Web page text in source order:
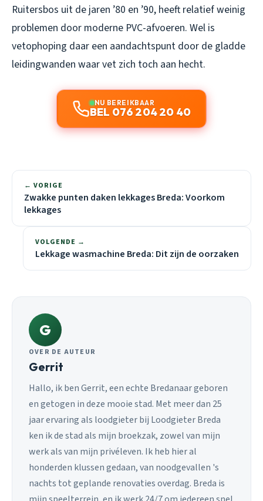
Ruitersbos uit de jaren ’80 en ’90, heeft relatief weinig
problemen door moderne PVC-afvoeren. Wel is
vetophoping daar een aandachtspunt door de gladde
leidingwanden waar vet zich toch aan hecht.
NU BEREIKBAAR
BEL 076 204 20 40
← VORIGE
Zwakke punten daken lekkages Breda: Voorkom
lekkages
VOLGENDE →
Lekkage wasmachine Breda: Dit zijn de oorzaken
G
OVER DE AUTEUR
Gerrit
Hallo, ik ben Gerrit, een echte Bredanaar geboren
en getogen in deze mooie stad. Met meer dan 25
jaar ervaring als loodgieter bij Loodgieter Breda
ken ik de stad als mijn broekzak, zowel van mijn
werk als van mijn privéleven. Ik heb hier al
honderden klussen gedaan, van noodgevallen 's
nachts tot geplande renovaties overdag. Breda is